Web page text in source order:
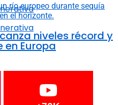
niveles récord y
Europa